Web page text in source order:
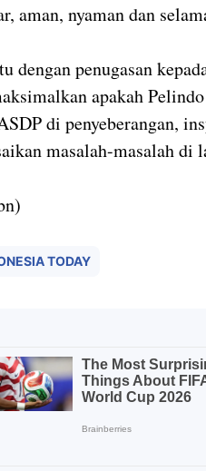
aman, nyaman dan
dengan penugasan
apakah
di penyeberangan,
masalah-masalah di
TODAY